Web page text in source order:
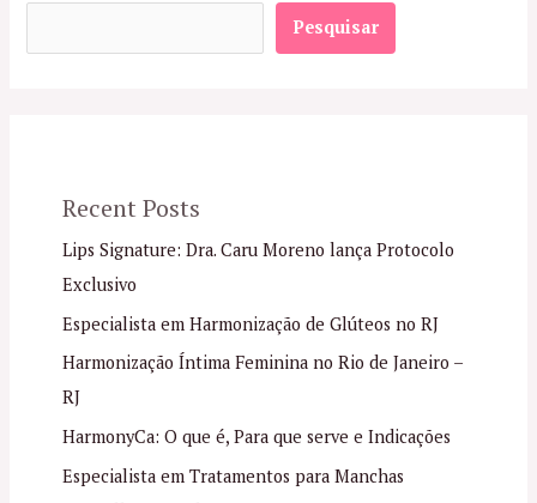
Pesquisar
Recent Posts
Lips Signature: Dra. Caru Moreno lança Protocolo
Exclusivo
Especialista em Harmonização de Glúteos no RJ
Harmonização Íntima Feminina no Rio de Janeiro –
RJ
HarmonyCa: O que é, Para que serve e Indicações
Especialista em Tratamentos para Manchas